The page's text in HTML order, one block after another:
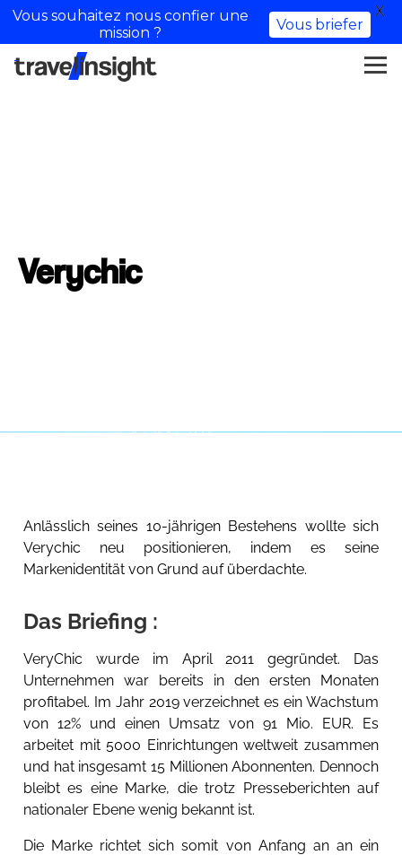
Verychic
Anlässlich seines 10-jährigen Bestehens wollte sich
Verychic neu positionieren, indem es seine
Markenidentität von Grund auf überdachte.
Das Briefing :
VeryChic wurde im April 2011 gegründet. Das
Unternehmen war bereits in den ersten Monaten
profitabel. Im Jahr 2019 verzeichnet es ein Wachstum
von 12% und einen Umsatz von 91 Mio. EUR. Es
arbeitet mit 5000 Einrichtungen weltweit zusammen
und hat insgesamt 15 Millionen Abonnenten. Dennoch
bleibt es eine Marke, die trotz Presseberichten auf
nationaler Ebene wenig bekannt ist.
Die Marke richtet sich somit von Anfang an an ein
Vous souhaitez nous confier une
mission ?
Vous briefer
X